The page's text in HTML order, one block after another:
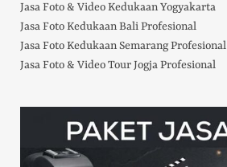
Jasa Foto & Video Kedukaan Yogyakarta
Jasa Foto Kedukaan Bali Profesional
Jasa Foto Kedukaan Semarang Profesional
Jasa Foto & Video Tour Jogja Profesional